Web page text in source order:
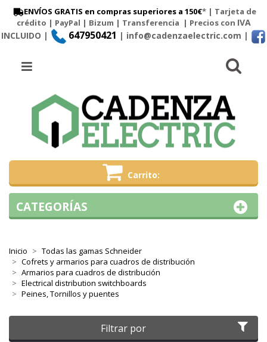
ENVÍOS GRATIS en compras superiores a 150€* | Tarjeta de
crédito | PayPal | Bizum | Transferencia | Precios con IVA
INCLUIDO |
647950421 | info@cadenzaelectric.com |
Carrito
Menú
Inicio
Todas las gamas Schneider
Cofrets y armarios para cuadros de distribución
Armarios para cuadros de distribución
Electrical distribution switchboards
Peines, Tornillos y puentes
Filtrar por
CATEGORÍAS